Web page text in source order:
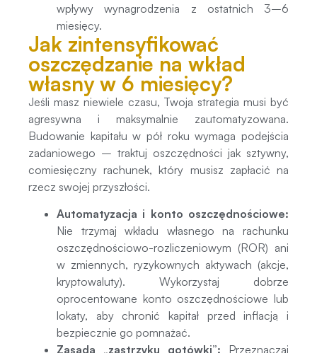
wpływy wynagrodzenia z ostatnich 3–6
miesięcy.
Jak zintensyfikować
oszczędzanie na wkład
własny w 6 miesięcy?
Jeśli masz niewiele czasu, Twoja strategia musi być
agresywna i maksymalnie zautomatyzowana.
Budowanie kapitału w pół roku wymaga podejścia
zadaniowego – traktuj oszczędności jak sztywny,
comiesięczny rachunek, który musisz zapłacić na
rzecz swojej przyszłości.
Automatyzacja i konto oszczędnościowe:
Nie trzymaj wkładu własnego na rachunku
oszczędnościowo-rozliczeniowym (ROR) ani
w zmiennych, ryzykownych aktywach (akcje,
kryptowaluty). Wykorzystaj dobrze
oprocentowane konto oszczędnościowe lub
lokaty, aby chronić kapitał przed inflacją i
bezpiecznie go pomnażać.
Zasada „zastrzyku gotówki”: Przeznaczaj